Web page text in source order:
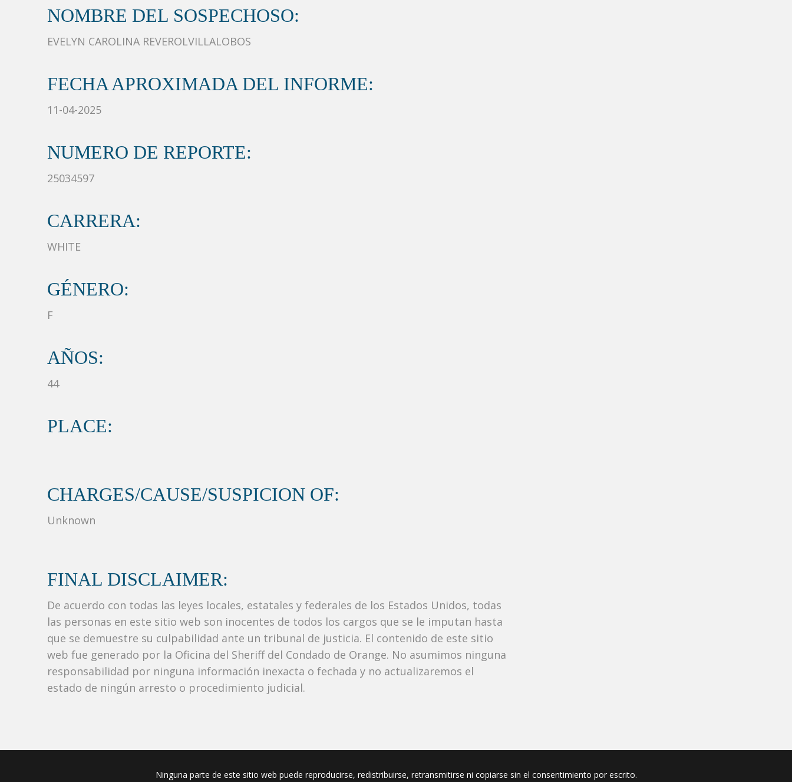
NOMBRE DEL SOSPECHOSO:
EVELYN CAROLINA REVEROLVILLALOBOS
FECHA APROXIMADA DEL INFORME:
11-04-2025
NUMERO DE REPORTE:
25034597
CARRERA:
WHITE
GÉNERO:
F
AÑOS:
44
PLACE:
CHARGES/CAUSE/SUSPICION OF:
Unknown
FINAL DISCLAIMER:
De acuerdo con todas las leyes locales, estatales y federales de los Estados Unidos, todas
las personas en este sitio web son inocentes de todos los cargos que se le imputan hasta
que se demuestre su culpabilidad ante un tribunal de justicia. El contenido de este sitio
web fue generado por la Oficina del Sheriff del Condado de Orange. No asumimos ninguna
responsabilidad por ninguna información inexacta o fechada y no actualizaremos el
estado de ningún arresto o procedimiento judicial.
Ninguna parte de este sitio web puede reproducirse, redistribuirse, retransmitirse ni copiarse sin el consentimiento por escrito.